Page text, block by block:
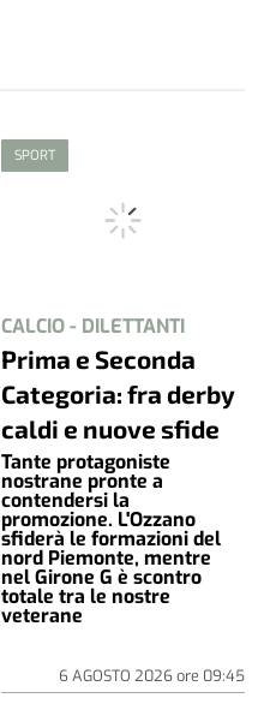
SPORT
CALCIO - DILETTANTI
Prima e Seconda
Categoria: fra derby
caldi e nuove sfide
Tante protagoniste
nostrane pronte a
contendersi la
promozione. L'Ozzano
sfiderà le formazioni del
nord Piemonte, mentre
nel Girone G è scontro
totale tra le nostre
veterane
6 AGOSTO 2026ore 09:45